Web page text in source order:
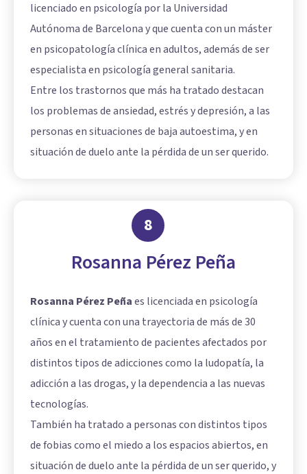
licenciado en psicología por la Universidad
Autónoma de Barcelona y que cuenta con un máster
en psicopatología clínica en adultos, además de ser
especialista en psicología general sanitaria.
Entre los trastornos que más ha tratado destacan
los problemas de ansiedad, estrés y depresión, a las
personas en situaciones de baja autoestima, y en
situación de duelo ante la pérdida de un ser querido.
8
Rosanna Pérez Peña
Rosanna Pérez Peñaes licenciada en psicología
clínica y cuenta con una trayectoria de más de 30
años en el tratamiento de pacientes afectados por
distintos tipos de adicciones como la ludopatía, la
adicción a las drogas, y la dependencia a las nuevas
tecnologías.
También ha tratado a personas con distintos tipos
de fobias como el miedo a los espacios abiertos, en
situación de duelo ante la pérdida de un ser querido, y